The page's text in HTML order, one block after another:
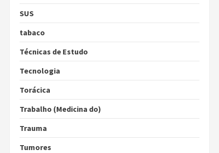
SUS
tabaco
Técnicas de Estudo
Tecnologia
Torácica
Trabalho (Medicina do)
Trauma
Tumores